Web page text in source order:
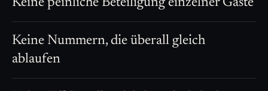
Keine Nummern, die überall gleich
ablaufen